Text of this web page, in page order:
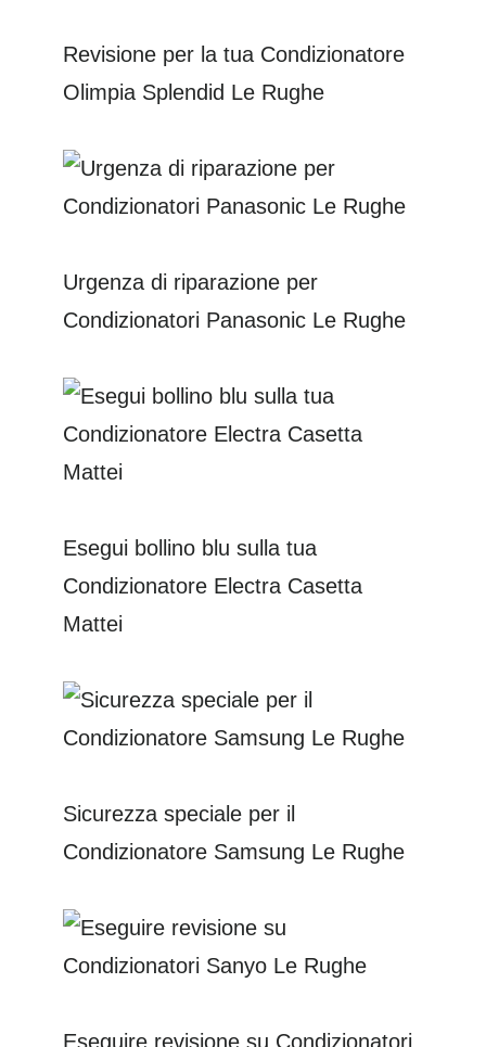
Revisione per la tua Condizionatore
Olimpia Splendid Le Rughe
Urgenza di riparazione per
Condizionatori Panasonic Le Rughe
Esegui bollino blu sulla tua
Condizionatore Electra Casetta
Mattei
Sicurezza speciale per il
Condizionatore Samsung Le Rughe
Eseguire revisione su Condizionatori